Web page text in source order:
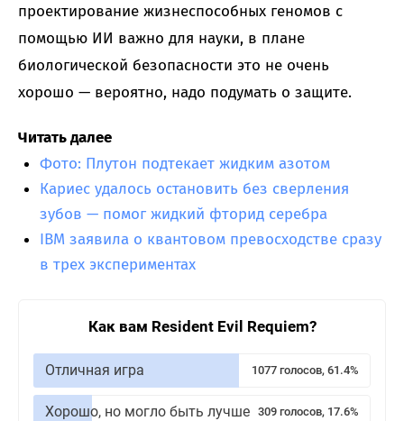
проектирование жизнеспособных геномов с
помощью ИИ важно для науки, в плане
биологической безопасности это не очень
хорошо — вероятно, надо подумать о защите.
Читать далее
Фото: Плутон подтекает жидким азотом
Кариес удалось остановить без сверления
зубов — помог жидкий фторид серебра
IBM заявила о квантовом превосходстве сразу
в трех экспериментах
Как вам Resident Evil Requiem?
Отличная игра 1077 голосов, 61.4%
Хорошо, но могло быть лучше 309 голосов, 17.6%